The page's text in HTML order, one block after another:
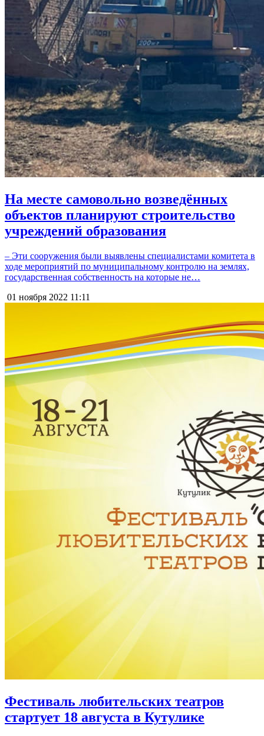
На месте самовольно возведённых
объектов планируют строительство
учреждений образования
– Эти сооружения были выявлены специалистами комитета в
ходе мероприятий по муниципальному контролю на землях,
государственная собственность на которые не…
01 ноября 2022 11:11
Фестиваль любительских театров
стартует 18 августа в Кутулике